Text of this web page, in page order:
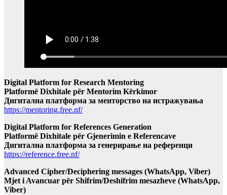
Digital Platform for Research Mentoring
Platformë Dixhitale për Mentorim Kërkimor
Дигитална платформа за менторство на истражувања
https://mentoring.free.nf/
Digital Platform for References Generation
Platformë Dixhitale për Gjenerimin e Referencave
Дигитална платформа за генерирање на референци
https://reference.free.nf/
Advanced Cipher/Deciphering messages (WhatsApp, Viber)
Mjet i Avancuar për Shifrim/Deshifrim mesazheve (WhatsApp,
Viber)